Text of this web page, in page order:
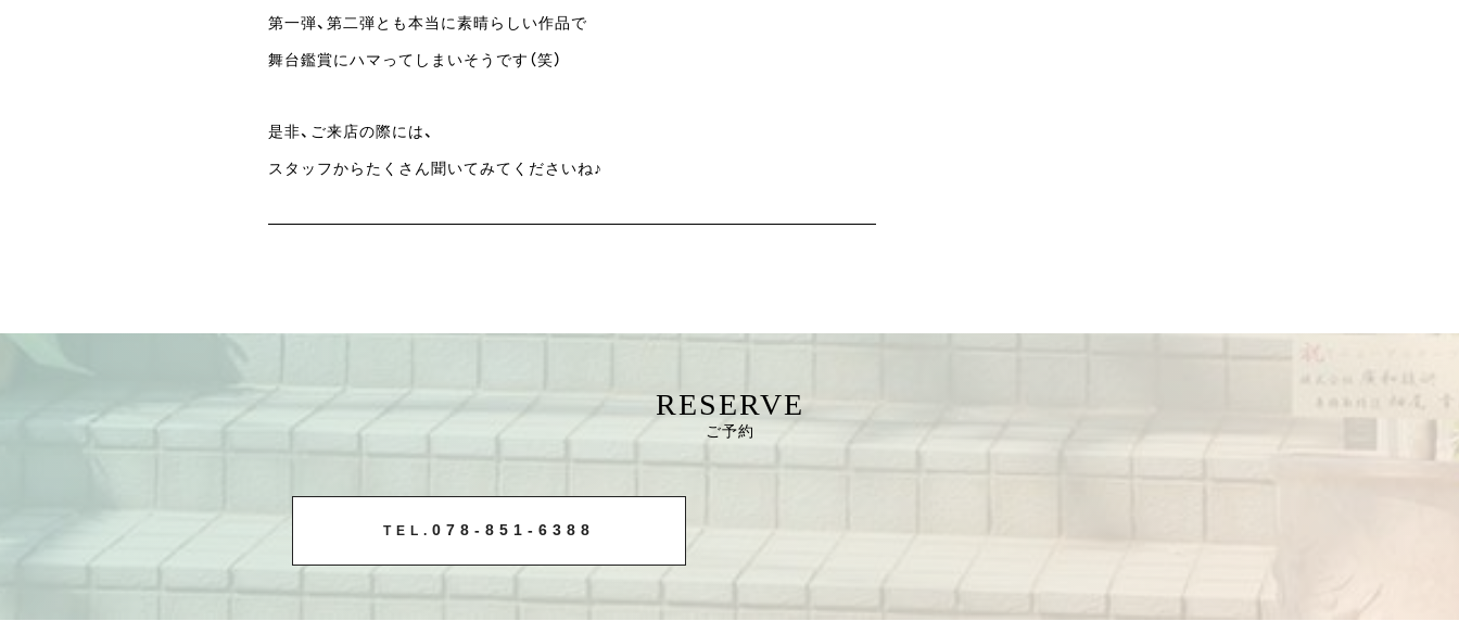
第一弾、第二弾とも本当に素晴らしい作品で
舞台鑑賞にハマってしまいそうです（笑）
是非、ご来店の際には、
スタッフからたくさん聞いてみてくださいね♪
RESERVE
ご予約
TEL. 078-851-6388